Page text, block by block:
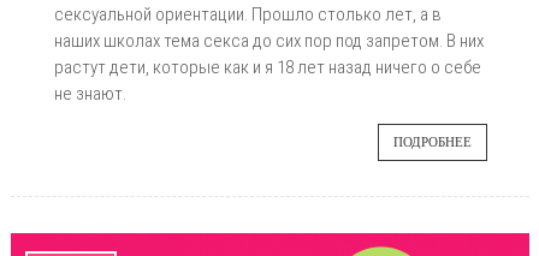
сексуальной ориентации. Прошло столько лет, а в
наших школах тема секса до сих пор под запретом. В них
растут дети, которые как и я 18 лет назад ничего о себе
не знают.
ПОДРОБНЕЕ